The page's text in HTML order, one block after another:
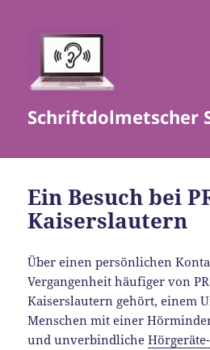
Schriftdolmetscher
Ein Besuch bei
Kaiserslautern
Über einen persönlichen
Vergangenheit häufiger von
Kaiserslautern gehört, einem
Menschen mit einer
und unverbindliche